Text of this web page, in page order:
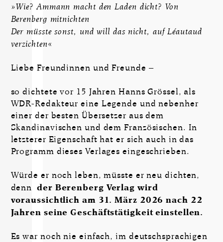
»Wie? Ammann macht den Laden dicht? Von
Berenberg mitnichten
Der müsste sonst, und will das nicht, auf Léautaud
verzichten«
Liebe Freundinnen und Freunde –
so dichtete vor 15 Jahren Hanns Grössel, als
WDR-Redakteur eine Legende und nebenher
einer der besten Übersetzer aus dem
Skandinavischen und dem Französischen. In
letzterer Eigenschaft hat er sich auch in das
Programm dieses Verlages eingeschrieben.
Würde er noch leben, müsste er neu dichten,
dennder Berenberg Verlag wird
voraussichtlich am 31. März 2026 nach 22
Jahren seine Geschäftstätigkeit einstellen.
Es war noch nie einfach, im deutschsprachigen